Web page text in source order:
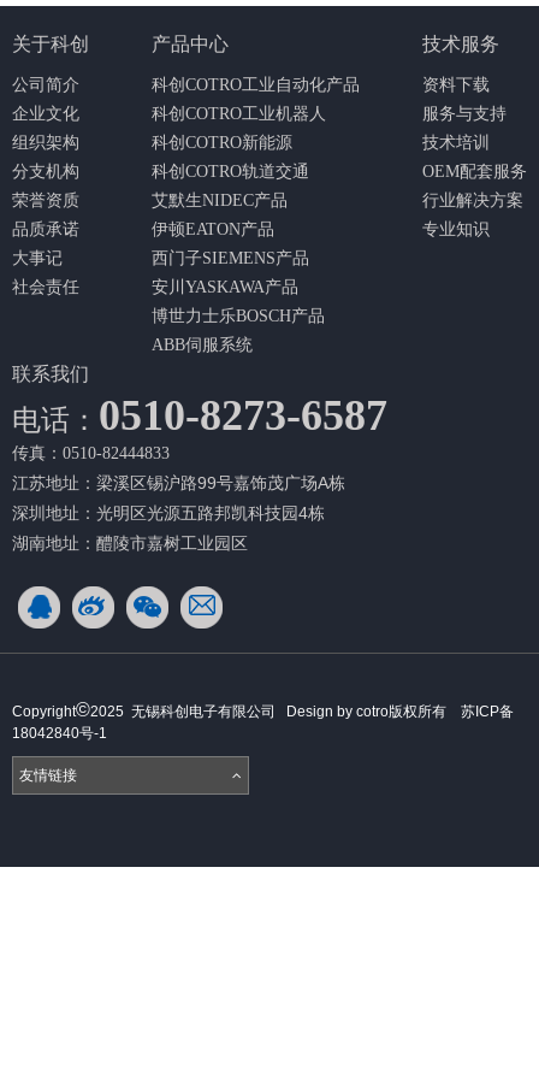
关于科创
公司简介
企业文化
组织架构
分支机构
荣誉资质
品质承诺
大事记
社会责任
产品中心
科创COTRO工业自动化产品
科创COTRO工业机器人
科创COTRO新能源
科创COTRO轨道交通
艾默生NIDEC产品
伊顿EATON产品
西门子SIEMENS产品
安川YASKAWA产品
博世力士乐BOSCH产品
ABB伺服系统
技术服务
资料下载
服务与支持
技术培训
OEM配套服务
行业解决方案
专业知识
联系我们
电话： 0510-8273-6587
传真：0510-82444833
江苏地址：梁溪区锡沪路99号嘉饰茂广场A栋
深圳地址：光明区光源五路邦凯科技园4栋
湖南地址：醴陵市嘉树工业园区
Copyright©2025 无锡科创电子有限公司 Design by cotro版权所有 苏ICP备
18042840号-1
友情链接